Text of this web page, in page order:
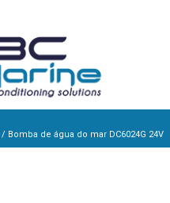
/ Bomba de água do mar DC6024G 24V